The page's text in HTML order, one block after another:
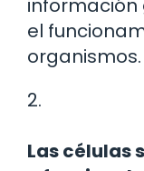
el
organismos.
2.
Las células